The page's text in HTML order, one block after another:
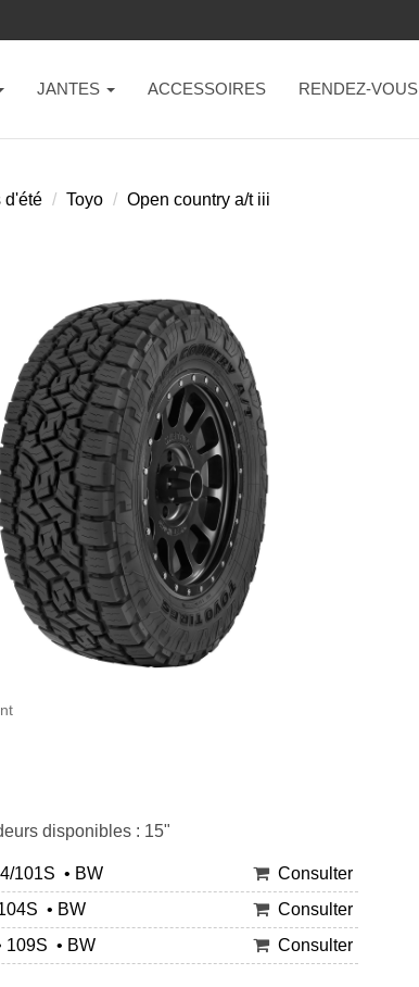
JANTES ACCESSOIRES RENDEZ-VOUS
d'été Toyo Open country a/t iii
disponibles : 15"
101S • BW
Consulter
• BW
Consulter
109S • BW
Consulter